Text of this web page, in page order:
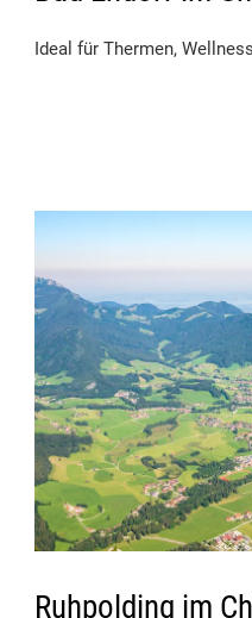
Ideal für Thermen,
Ruhpolding im